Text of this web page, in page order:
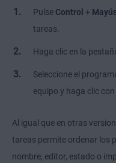
Pulse Control +
tareas.
Haga clic en la
Seleccione el
equipo y haga clic
Al igual que en otras
tareas permite ordenar los
nombre, editor, estado o